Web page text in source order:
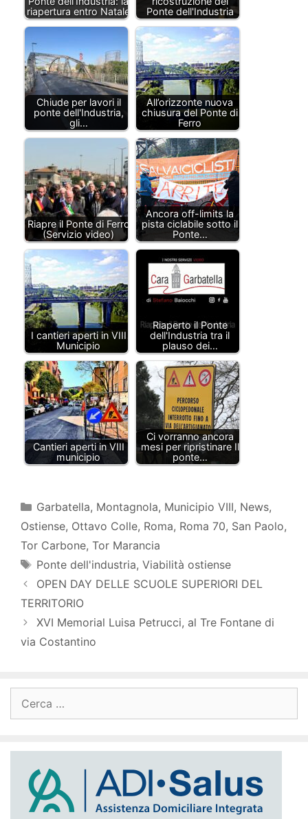
riapertura entro Natale
Ponte dell'Industria
Chiude per lavori il
ponte dell'Industria,
gli…
All’orizzonte nuova
chiusura del Ponte di
Ferro
Riapre il Ponte di Ferro
(Servizio video)
Ancora off-limits la
pista ciclabile sotto il
Ponte…
I cantieri aperti in VIII
Municipio
Riaperto il Ponte
dell'Industria tra il
plauso dei…
Cantieri aperti in VIII
municipio
Ci vorranno ancora
mesi per ripristinare Il
ponte…
Categorie
Garbatella, Montagnola, Municipio VIII, News,
Ostiense, Ottavo Colle, Roma, Roma 70, San Paolo,
Tor Carbone, Tor Marancia
Tag
Ponte dell'industria, Viabilità ostiense
OPEN DAY DELLE SCUOLE SUPERIORI DEL
TERRITORIO
XVI Memorial Luisa Petrucci, al Tre Fontane di
via Costantino
per: